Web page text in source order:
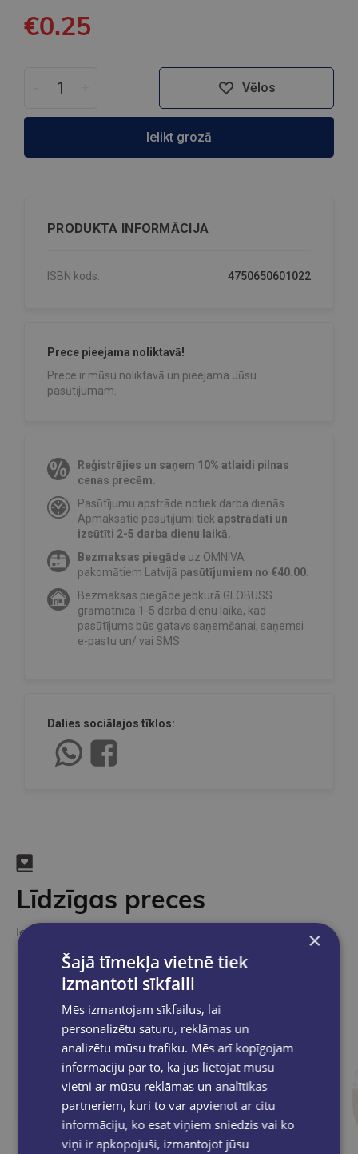
€0.25
Vēlos
Ielikt grozā
PRODUKTA INFORMĀCIJA
ISBN kods: 4750650601022
Prece pieejama noliktavā!
Prece ir mūsu noliktavā un pieejama Jūsu
pasūtījumam.
Reģistrējies un saņem 10% atlaidi pilnas
cenas precēm.
Pasūtījumu apstrāde notiek darba dienās.
Apmaksātie pasūtījumi tiek apstrādāti un
izsūtīti 2-5 darba dienu laikā.
Bezmaksas piegāde uz OMNIVA
pakomātiem Latvijā pasūtījumiem no €40.00.
Bezmaksas piegāde jebkurā GLOBUSS
grāmatnīcā 1-5 darba dienu laikā, kad
pasūtījums būs gatavs saņemšanai, saņemsi
e-pastu un/ vai SMS.
Dalies sociālajos tīklos:
Līdzīgas preces
Ieskaties, varbūt noder ×
Šajā tīmekļa vietnē tiek
izmantoti sīkfaili
Mēs izmantojam sīkfailus, lai
personalizētu saturu, reklāmas un
analizētu mūsu trafiku. Mēs arī kopīgojam
informāciju par to, kā jūs lietojat mūsu
vietni ar mūsu reklāmas un analītikas
partneriem, kuri to var apvienot ar citu
informāciju, ko esat viņiem sniedzis vai ko
viņi ir apkopojuši, izmantojot jūsu